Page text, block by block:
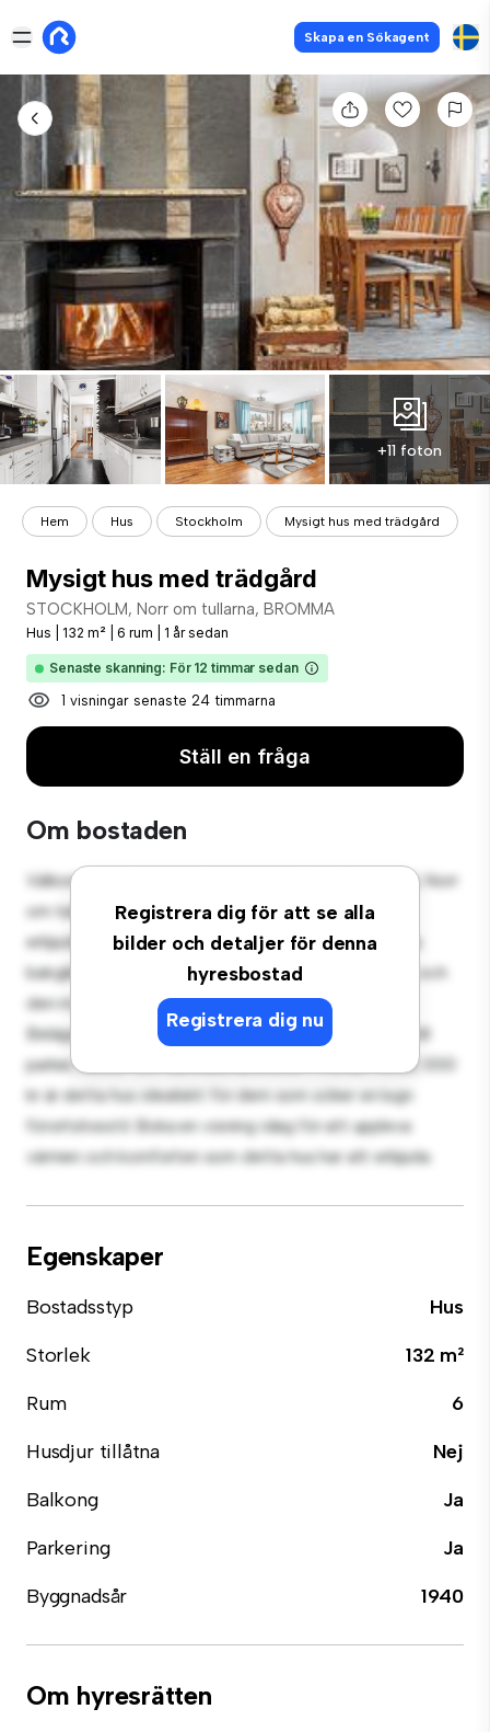
Skapa en Sökagent
+11 foton
Hem Hus Stockholm Mysigt hus med trädgård
Mysigt hus med trädgård
STOCKHOLM, Norr om tullarna, BROMMA
Hus 132 m² 6 rum 1 år sedan
Senaste skanning: För 12 timmar sedan
1 visningar senaste 24 timmarna
Ställ en fråga
Om bostaden
Registrera dig för att se alla
bilder och detaljer för denna
hyresbostad
Registrera dig nu
Välkommen till din nya förortsoas på STOCKHOLM, Norr
om tullarna, BROMMA! Detta charmiga 6-rumshus
erbjuder en rymlig och välkomnande miljö. Den stora
bakgården är perfekt för utomhussammankomster, och
den mysiga interiören ger en bekväm tillflyktsort.
Beläget i ett familjevänligt område, har du tillgång till
parker, skolor och samhällsfaciliteter. Prisvärt till 22 000
kr är detta hus idealiskt för dem som söker en lugn
förortslivsstil. Boka en visning idag för att uppleva
värmen och komforten som detta hus har att erbjuda.
Egenskaper
Bostadsstyp
Hus
Storlek
132 m²
Rum
6
Husdjur tillåtna
Nej
Balkong
Ja
Parkering
Ja
Byggnadsår
1940
Om hyresrätten